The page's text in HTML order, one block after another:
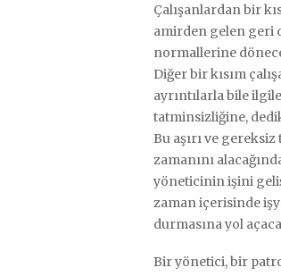
Çalışanlardan bir
amirden gelen geri
normallerine
Diğer bir kısım
ayrıntılarla bile
tatminsizliğine,
Bu aşırı ve
zamanını
yöneticinin işini
zaman içerisinde
durmasına yol
Bir yönetici, bir